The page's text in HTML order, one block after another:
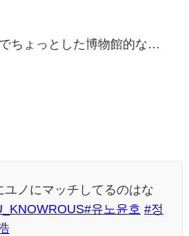
ちょっとした博物館的な…
ユノにマッチしてるのはな
#유노윤호 #정